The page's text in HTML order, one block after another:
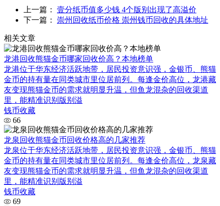
上一篇： 壹分纸币值多少钱 4个版别出现了高溢价
下一篇： 崇州回收纸币价格 崇州钱币回收的具体地址
相关文章
龙港回收熊猫金币哪家回收价高？本地榜单
龙港位于华东经济活跃地带，居民投资意识强，金银币、熊猫
金币的持有量在同类城市里位居前列。每逢金价高位，龙港藏
友变现熊猫金币的需求就明显升温，但鱼龙混杂的回收渠道
里，能精准识别版别溢
钱币收藏
66
龙泉回收熊猫金币回收价格高的几家推荐
龙泉位于华东经济活跃地带，居民投资意识强，金银币、熊猫
金币的持有量在同类城市里位居前列。每逢金价高位，龙泉藏
友变现熊猫金币的需求就明显升温，但鱼龙混杂的回收渠道
里，能精准识别版别溢
钱币收藏
69